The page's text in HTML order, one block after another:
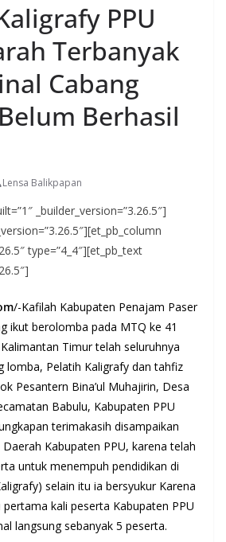
PPU
Terbanyak
Cabang
Berhasil
Lensa Balikpapan
_builder_version=”3.26.5″]
type=”4_4″][et_pb_text
/-Kafilah Kabupaten Penajam Paser
ikut berolomba pada MTQ ke 41
Timur telah seluruhnya
lomba, Pelatih Kaligrafy dan tahfiz
Pesantern Bina’ul Muhajirin, Desa
Babulu, Kabupaten PPU
terimakasih disampaikan
Kabupaten PPU, karena telah
untuk menempuh pendidikan di
selain itu ia bersyukur Karena
kali peserta Kabupaten PPU
langsung sebanyak 5 peserta.